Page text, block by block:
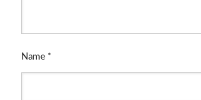
Name *